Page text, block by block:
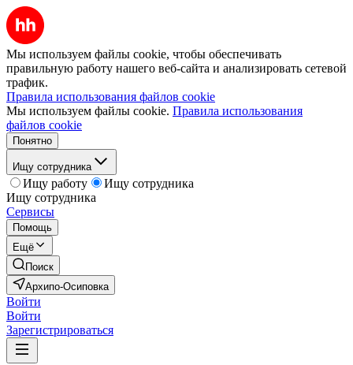
Мы используем файлы cookie, чтобы обеспечивать
правильную работу нашего веб-сайта и анализировать сетевой
трафик.
Правила использования файлов cookie
Мы используем файлы cookie. Правила использования
файлов cookie
Понятно
Ищу сотрудника
Ищу работу
Ищу сотрудника
Ищу сотрудника
Сервисы
Помощь
Ещё
Поиск
Архипо-Осиповка
Войти
Войти
Зарегистрироваться